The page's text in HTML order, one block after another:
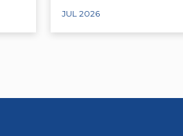
JUL 2026